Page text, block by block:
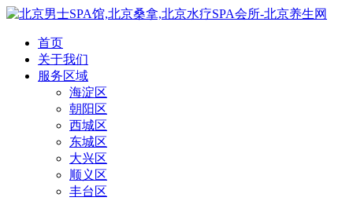
首页
关于我们
服务区域
海淀区
朝阳区
西城区
东城区
大兴区
顺义区
丰台区